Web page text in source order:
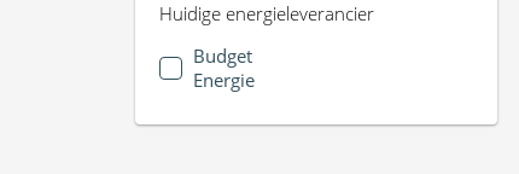
Huidige energieleverancier
Budget
Energie